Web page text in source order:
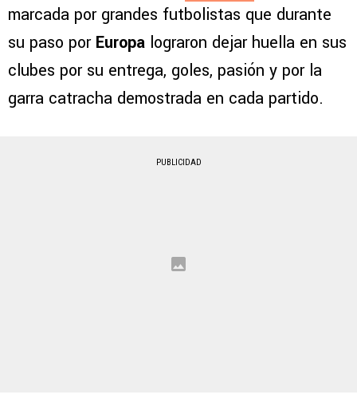
marcada por grandes futbolistas que durante
su paso por Europa lograron dejar huella en sus
clubes por su entrega, goles, pasión y por la
garra catracha demostrada en cada partido.
PUBLICIDAD